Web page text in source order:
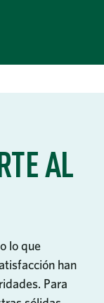
AL
lo que
han
Para